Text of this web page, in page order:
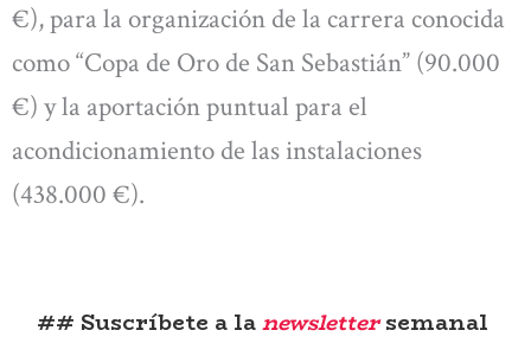
€), para la organización de la carrera conocida
como “Copa de Oro de San Sebastián” (90.000
€) y la aportación puntual para el
acondicionamiento de las instalaciones
(438.000 €).
## Suscríbete a lanewslettersemanal